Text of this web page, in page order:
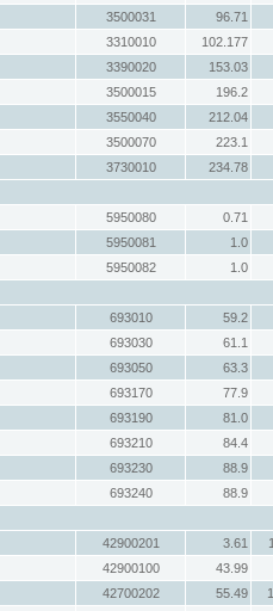
3500031
96.71
3310010
102.177
3390020
153.03
3500015
196.2
3550040
212.04
3500070
223.1
3730010
234.78
5950080
0.71
5950081
1.0
5950082
1.0
693010
59.2
693030
61.1
693050
63.3
693170
77.9
693190
81.0
693210
84.4
693230
88.9
693240
88.9
42900201 3.61
42900100
43.99
42700202 55.49